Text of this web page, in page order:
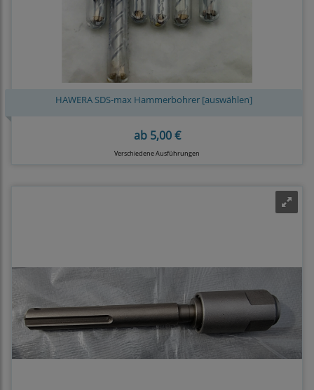
HAWERA SDS-max Hammerbohrer [auswählen]
ab5,00 €
Verschiedene Ausführungen